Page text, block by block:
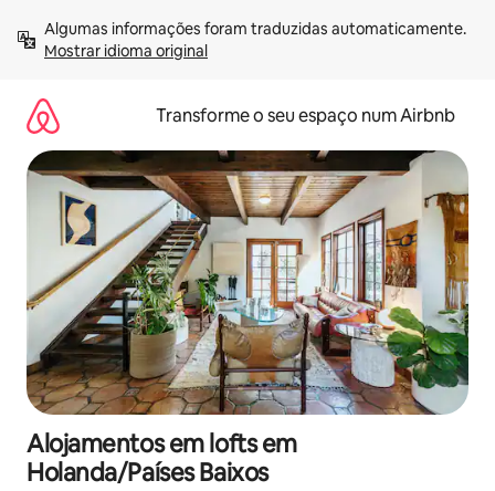
para
Mostrar idioma original
Transforme o seu espaço num Airbnb
Alojamentos em lofts em
Holanda/Países Baixos